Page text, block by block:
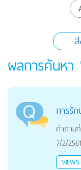
ผลการค้นห
การรั
คำถามที่:
7/2/
VIEWS